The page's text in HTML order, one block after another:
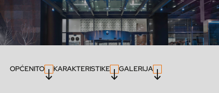
OPĆENITO KARAKTERISTIKE GALERIJA